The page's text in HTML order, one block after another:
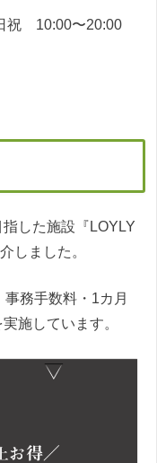
祝 10:00〜20:00
した施設『LOYLY
しました。
務手数料・1カ月
施しています。